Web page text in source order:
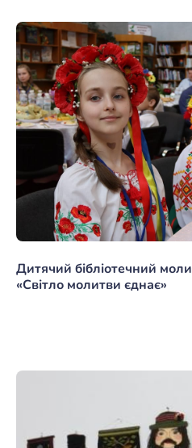
Дитячий бібліотечний
«Світло молитви єднає»